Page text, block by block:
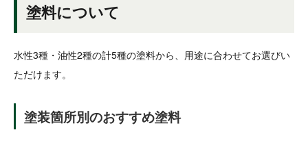
塗料について
水性3種・油性2種の計5種の塗料から、用途に合わせてお選びい
ただけます。
塗装箇所別のおすすめ塗料